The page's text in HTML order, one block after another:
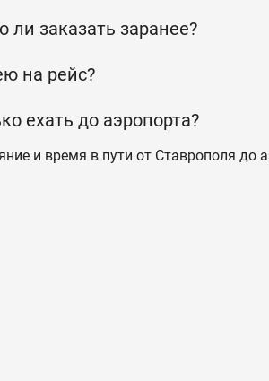
ли заказать заранее?
на рейс?
ехать до аэропорта?
и время в пути от Ставрополя до